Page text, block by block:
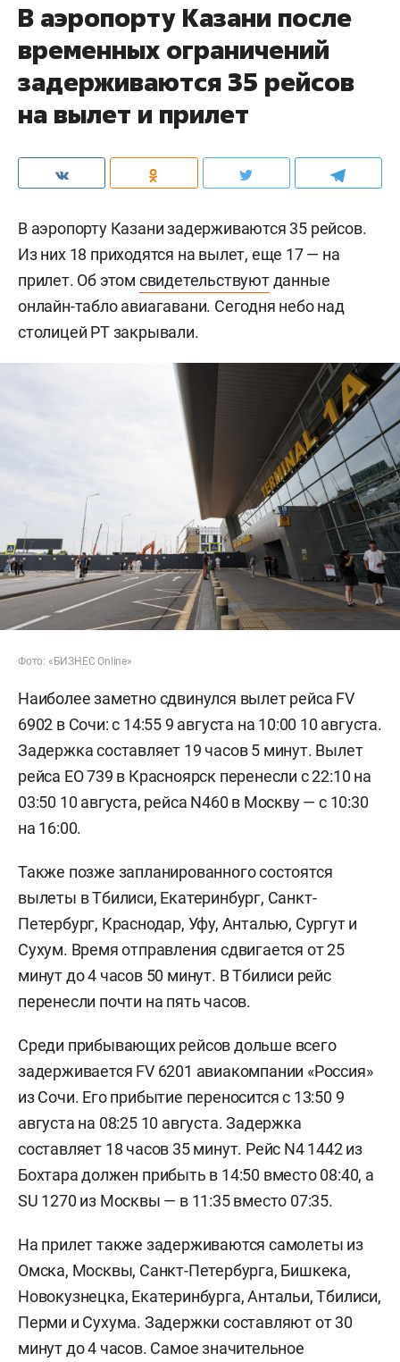
В аэропорту Казани после
временных ограничений
задерживаются 35 рейсов
на вылет и прилет
В аэропорту Казани задерживаются 35 рейсов.
Из них 18 приходятся на вылет, еще 17 — на
прилет. Об этом свидетельствуютданные
онлайн-табло авиагавани. Сегодня небо над
столицей РТ закрывали.
Фото: «БИЗНЕС Online»
Наиболее заметно сдвинулся вылет рейса FV
6902 в Сочи: с 14:55 9 августа на 10:00 10 августа.
Задержка составляет 19 часов 5 минут. Вылет
рейса EO 739 в Красноярск перенесли с 22:10 на
03:50 10 августа, рейса N460 в Москву — с 10:30
на 16:00.
Также позже запланированного состоятся
вылеты в Тбилиси, Екатеринбург, Санкт-
Петербург, Краснодар, Уфу, Анталью, Сургут и
Сухум. Время отправления сдвигается от 25
минут до 4 часов 50 минут. В Тбилиси рейс
перенесли почти на пять часов.
Среди прибывающих рейсов дольше всего
задерживается FV 6201 авиакомпании «Россия»
из Сочи. Его прибытие переносится с 13:50 9
августа на 08:25 10 августа. Задержка
составляет 18 часов 35 минут. Рейс N4 1442 из
Бохтара должен прибыть в 14:50 вместо 08:40, а
SU 1270 из Москвы — в 11:35 вместо 07:35.
На прилет также задерживаются самолеты из
Омска, Москвы, Санкт-Петербурга, Бишкека,
Новокузнецка, Екатеринбурга, Антальи, Тбилиси,
Перми и Сухума. Задержки составляют от 30
минут до 4 часов. Самое значительное